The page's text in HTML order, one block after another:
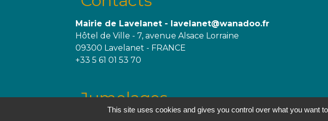
Mairie de Lavelanet - lavelanet@wanadoo.fr
Hôtel de Ville - 7, avenue Alsace Lorraine
09300 Lavelanet - FRANCE
+33 5 61 01 53 70
Jumelages
This site uses cookies and gives you control over what you want